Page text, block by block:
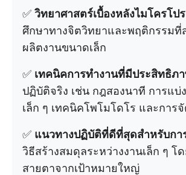
✅ วิทยาศาสตร์เบื้องหลังไมโครโป
ศึกษาทางจิตวิทยาและพฤติกรรมที่
ผลิตงานขนาดเล็ก
✅ เทคนิคการทำงานที่มีประสิทธิภ
ปฏิบัติจริง เช่น กฎสองนาที การแบ่
เล็ก ๆ เทคนิคโพโมโดโร และการจั
✅ แนวทางปฏิบัติที่ดีที่สุดสำหรับกา
วิธีสร้างสมดุลระหว่างงานเล็ก ๆ โ
สายตาจากเป้าหมายใหญ่